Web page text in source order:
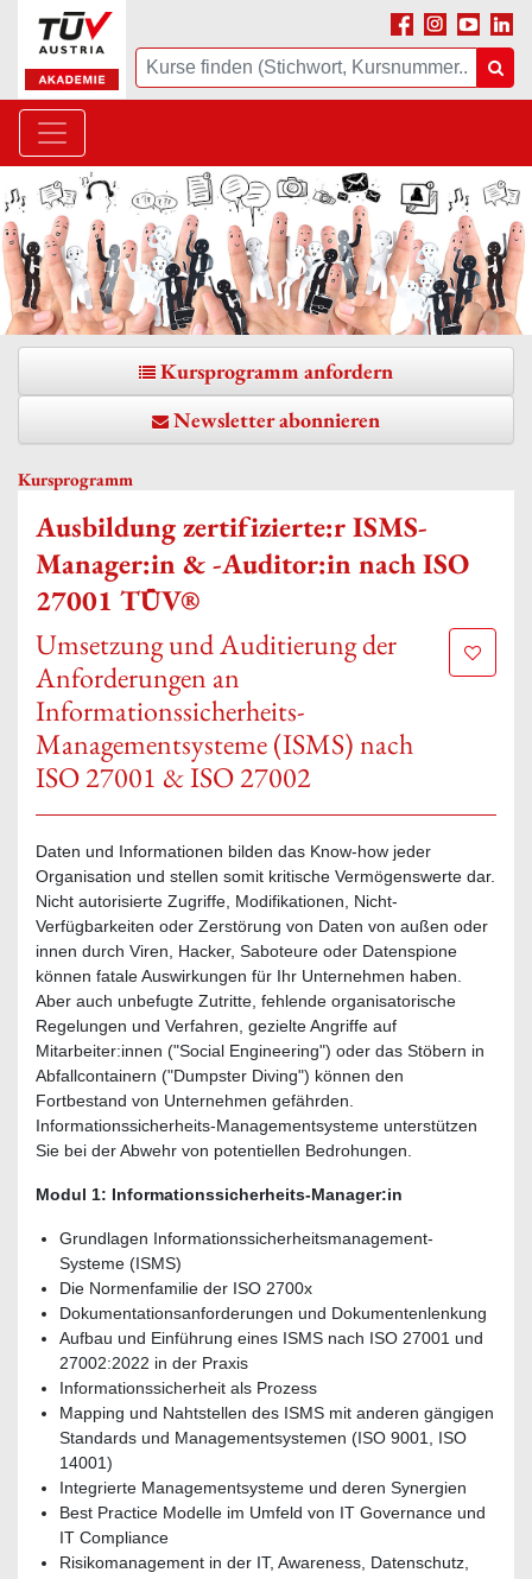
Suche
Facebook
Instagram
Youtube
Kursprogramm
Kursprogramm anfordern
Newsletter abonnieren
Ausbildung zertifizierte:r ISMS-
Manager:in & -Auditor:in nach ISO
27001 TÜV®
Umsetzung und Auditierung der
Anforderungen an
Informationssicherheits-
Managementsysteme (ISMS) nach
ISO 27001 & ISO 27002
Zur
Daten und Informationen bilden das Know-how jeder
Organisation und stellen somit kritische Vermögenswerte dar.
Nicht autorisierte Zugriffe, Modifikationen, Nicht-
Verfügbarkeiten oder Zerstörung von Daten von außen oder
innen durch Viren, Hacker, Saboteure oder Datenspione
können fatale Auswirkungen für Ihr Unternehmen haben.
Aber auch unbefugte Zutritte, fehlende organisatorische
Regelungen und Verfahren, gezielte Angriffe auf
Mitarbeiter:innen ("Social Engineering") oder das Stöbern in
Abfallcontainern ("Dumpster Diving") können den
Fortbestand von Unternehmen gefährden.
Informationssicherheits-Managementsysteme unterstützen
Sie bei der Abwehr von potentiellen Bedrohungen.
Modul 1: Informationssicherheits-Manager:in
Grundlagen Informationssicherheitsmanagement-
Systeme (ISMS)
Die Normenfamilie der ISO 2700x
Dokumentationsanforderungen und Dokumentenlenkung
Aufbau und Einführung eines ISMS nach ISO 27001 und
27002:2022 in der Praxis
Informationssicherheit als Prozess
Mapping und Nahtstellen des ISMS mit anderen gängigen
Standards und Managementsystemen (ISO 9001, ISO
14001)
Integrierte Managementsysteme und deren Synergien
Best Practice Modelle im Umfeld von IT Governance und
IT Compliance
Risikomanagement in der IT, Awareness, Datenschutz,